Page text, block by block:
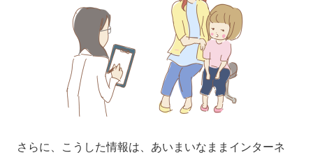
さらに、こうした情報は、あいまいなままインターネ